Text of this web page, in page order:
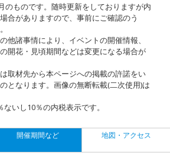
のものです。随時更新をしておりますが内
合がありますので、事前にご確認のう
他諸事情により、イベントの開催情報、
開花・見頃期間などは変更になる場合が
取材先から本ページへの掲載の許諾をい
となります。画像の無断転載(二次使用)は
いし10％の内税表示です。
開催期間など 地図・アクセス